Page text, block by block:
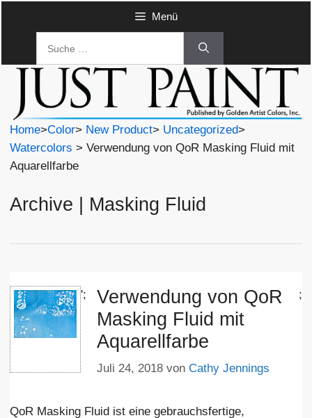
Menü
Home>Color> New Product> Uncategorized>
Watercolors > Verwendung von QoR Masking Fluid mit
Aquarellfarbe
Archive | Masking Fluid
';
Verwendung von QoR
Masking Fluid mit
Aquarellfarbe
Juli 24, 2018 von Cathy Jennings
;
QoR Masking Fluid ist eine gebrauchsfertige,